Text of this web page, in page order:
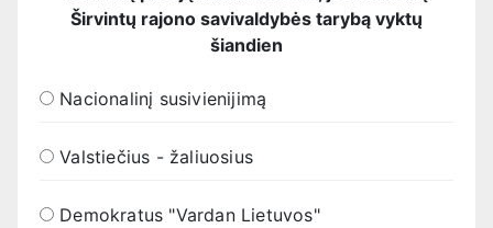
Širvintų rajono savivaldybės tarybą vyktų
šiandien
Nacionalinį susivienijimą
Valstiečius - žaliuosius
Demokratus "Vardan Lietuvos"